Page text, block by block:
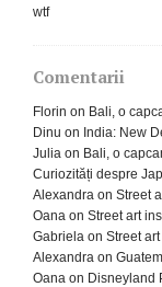
wtf
Comentarii
Florin on Bali, o
Dinu on India: New
Julia on Bali, o
Curiozități despre
Alexandra on Street
Oana on Street art
Gabriela on Street
Alexandra on
Oana on Disneyland